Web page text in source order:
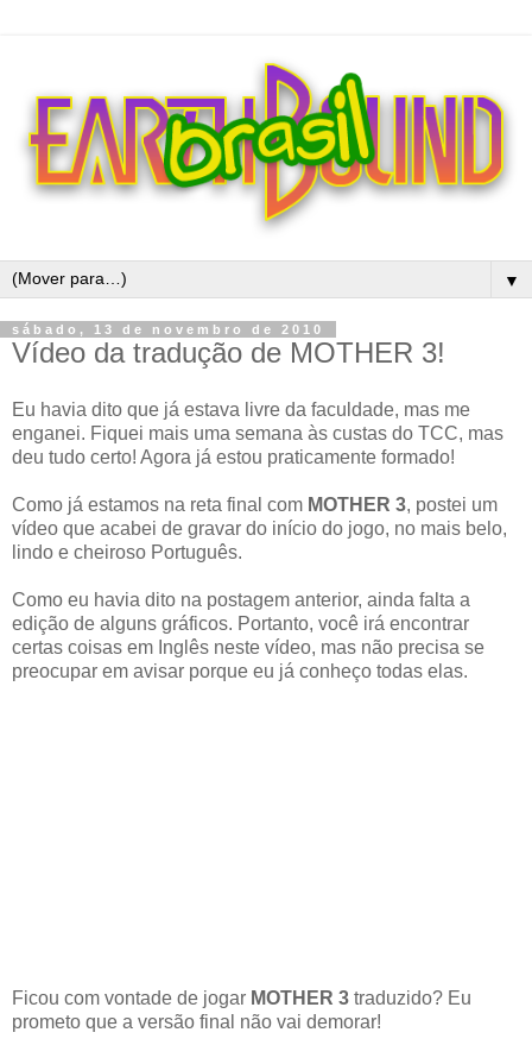
▼
sábado, 13 de novembro de 2010
Vídeo da tradução de MOTHER 3!
Eu havia dito que já estava livre da faculdade, mas me
enganei. Fiquei mais uma semana às custas do TCC, mas
deu tudo certo! Agora já estou praticamente formado!
Como já estamos na reta final com MOTHER 3, postei um
vídeo que acabei de gravar do início do jogo, no mais belo,
lindo e cheiroso Português.
Como eu havia dito na postagem anterior, ainda falta a
edição de alguns gráficos. Portanto, você irá encontrar
certas coisas em Inglês neste vídeo, mas não precisa se
preocupar em avisar porque eu já conheço todas elas.
Ficou com vontade de jogar MOTHER 3 traduzido? Eu
prometo que a versão final não vai demorar!